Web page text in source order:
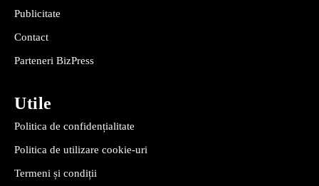
Publicitate
Contact
Parteneri BizPress
Utile
Politica de confidențialitate
Politica de utilizare cookie-uri
Termeni și condiții